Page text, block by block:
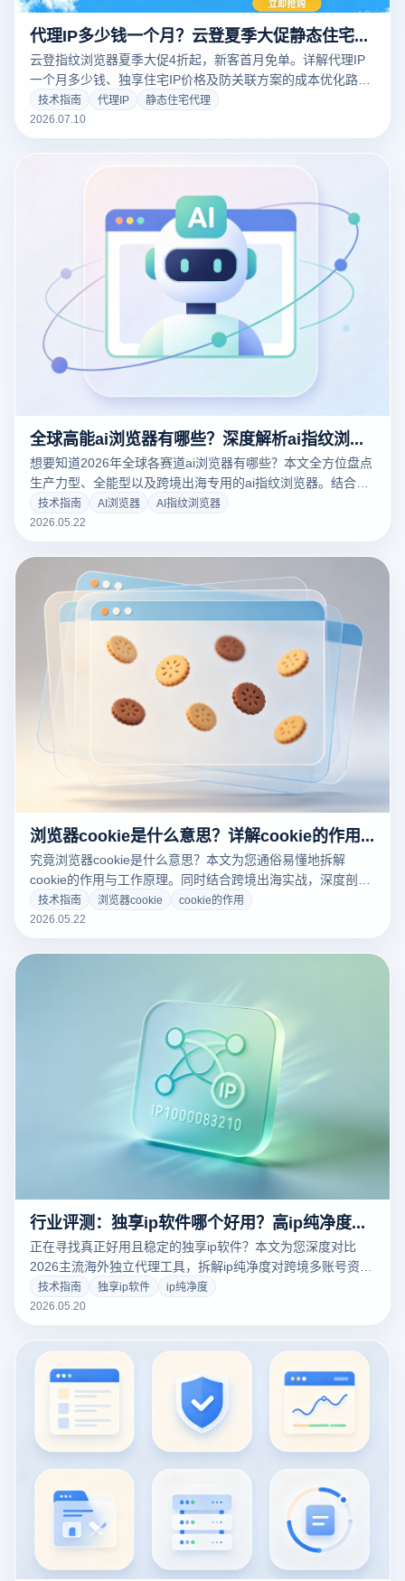
代理IP多少钱一个月？云登夏季大促静态住宅代理4折起，新客首月免单
云登指纹浏览器夏季大促4折起，新客首月免单。详解代理IP
一个月多少钱、独享住宅IP价格及防关联方案的成本优化路
径。
技术指南 代理IP
静态住宅代理
2026.07.10
全球高能ai浏览器有哪些？深度解析ai指纹浏览器在跨境矩阵中的颠覆性进化
想要知道2026年全球各赛道ai浏览器有哪些？本文全方位盘点
生产力型、全能型以及跨境出海专用的ai指纹浏览器。结合云
登指纹浏览器，深度解密AI风控时代下，如何利用内核级防关
联与智能化行为模拟保障多账号安全，助您轻松破局出海流量
技术指南 AI浏览器
AI指纹浏览器
2026.05.22
浏览器cookie是什么意思？详解cookie的作用与多店防关联隔离深度闭环
究竟浏览器cookie是什么意思？本文为您通俗易懂地拆解
cookie的作用与工作原理。同时结合跨境出海实战，深度剖析
跨境电商、多账号矩阵运营中如何利用云登指纹浏览器实现
Cookie的深度沙盒隔离，彻底告别店铺关联封号风险！
技术指南 浏览器cookie
cookie的作用
2026.05.22
行业评测：独享ip软件哪个好用？高ip纯净度跨境网络与指纹浏览器协同方案
正在寻找真正好用且稳定的独享ip软件？本文为您深度对比
2026主流海外独立代理工具，拆解ip纯净度对跨境多账号资产
的核心价值。结合云登指纹浏览器，详解如何从网络层与硬件
指纹层构建全方位的多店铺防关联安全屏障，规避平台AI风控
技术指南 独享ip软件
ip纯净度
2026.05.20